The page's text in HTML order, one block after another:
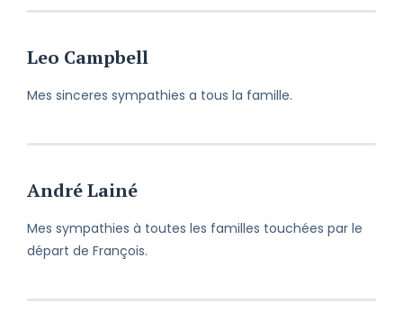
Leo Campbell
Mes sinceres sympathies a tous la famille.
André Lainé
Mes sympathies à toutes les familles touchées par le
départ de François.